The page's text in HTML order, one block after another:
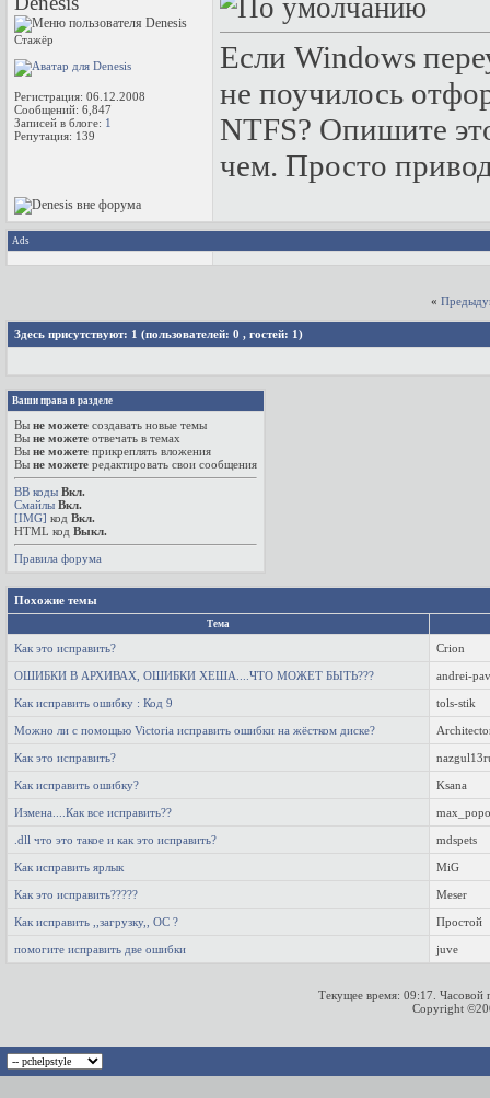
Стажёр
Регистрация: 06.12.2008
Сообщений: 6,847
Записей в блоге: 1
Репутация: 139
Если Windows
не поучилось
NTFS? Опишите
чем. Просто
Ads
«
Здесь присутствуют: 1 (пользователей: 0 , гостей: 1)
Ваши права в разделе
Вы не можете создавать новые темы
Вы не можете отвечать в темах
Вы не можете прикреплять вложения
Вы не можете редактировать свои сообщения
BB коды Вкл.
Смайлы Вкл.
[IMG] код Вкл.
HTML код Выкл.
Правила форума
Похожие темы
Тема
Как это исправить? Crion
ОШИБКИ В АРХИВАХ, ОШИБКИ ХЕША....ЧТО МОЖЕТ БЫТЬ??? andrei-
Как исправить ошибку : Код 9 tols-stik
Можно ли с помощью Victoria исправить ошибки на жёстком диске?
Как это исправить?
Как исправить ошибку? Ksana
Измена....Как все исправить??
.dll что это такое и как это исправить? mdspets
Как исправить ярлык MiG
Как это исправить????? Meser
Как исправить ,,загрузку,, ОС ? Простой
помогите исправить две ошибки juve
Текущее время: 09:17 .
Copyright